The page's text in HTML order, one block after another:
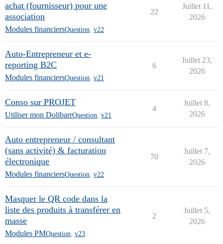
achat (fournisseur) pour une
association
Modules financiersQuestion v22
22
Juillet 11,
2026
Auto-Entrepreneur et e-
reporting B2C
Modules financiersQuestion v21
6
Juillet 23,
2026
Conso sur PROJET
Utiliser mon DolibarrQuestion v21
4
Juillet 8,
2026
Auto entrepreneur / consultant
(sans activité) & facturation
électronique
Modules financiersQuestion v22
70
Juillet 7,
2026
Masquer le QR code dans la
liste des produits à transférer en
masse
Modules PMQuestion v23
2
Juillet 5,
2026